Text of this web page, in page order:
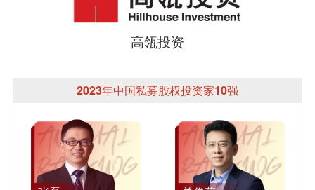
高瓴投资
2023年中国私募股权投资家10强